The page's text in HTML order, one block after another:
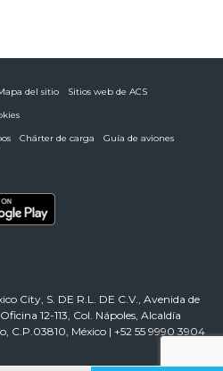
del sitio
Sitios web de ACS
Chárter de carga Guía de aviones
City, S. DE R.L. DE C.V., Avenida de
12-113, Col. Nápoles, Alcaldía
C.P.03810, México | +52 55 9990 3904